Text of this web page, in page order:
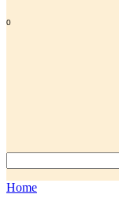
0
Home